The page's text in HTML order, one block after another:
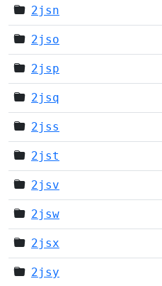
2jsn
2jso
2jsp
2jsq
2jss
2jst
2jsv
2jsw
2jsx
2jsy